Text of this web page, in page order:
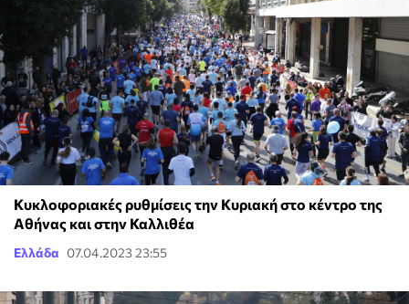
Κυκλοφοριακές ρυθμίσεις την Κυριακή στο κέντρο της
Αθήνας και στην Καλλιθέα
Ελλάδα 07.04.2023 23:55